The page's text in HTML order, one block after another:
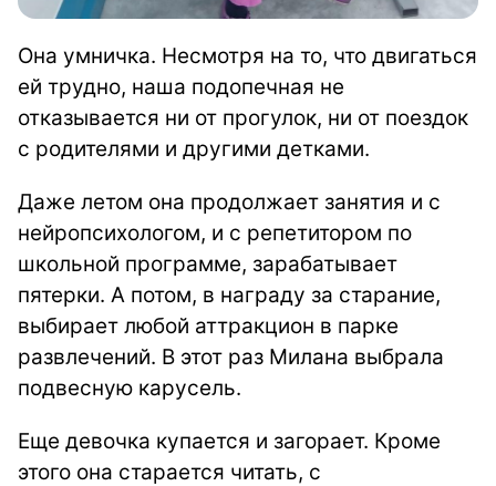
Она умничка. Несмотря на то, что двигаться
ей трудно, наша подопечная не
отказывается ни от прогулок, ни от поездок
с родителями и другими детками.
Даже летом она продолжает занятия и с
нейропсихологом, и с репетитором по
школьной программе, зарабатывает
пятерки. А потом, в награду за старание,
выбирает любой аттракцион в парке
развлечений. В этот раз Милана выбрала
подвесную карусель.
Еще девочка купается и загорает. Кроме
этого она старается читать, с